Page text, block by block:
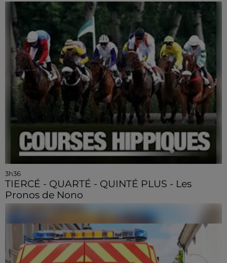
3h36
TIERCÉ - QUARTÉ - QUINTÉ PLUS - Les
Pronos de Nono